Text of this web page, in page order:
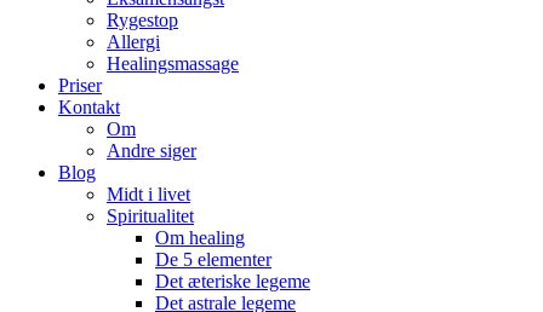
Rygestop
Allergi
Healingsmassage
Priser
Kontakt
Om
Andre siger
Blog
Midt i livet
Spiritualitet
Om healing
De 5 elementer
Det æteriske legeme
Det astrale legeme